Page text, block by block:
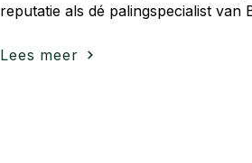
reputatie als dé palingspecialist van
Lees meer